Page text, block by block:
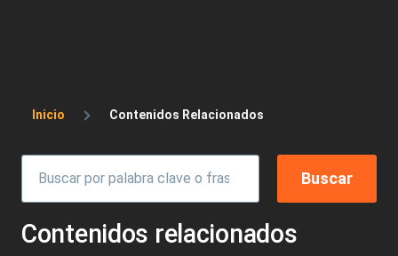
Sobrescribir enlaces de ayuda a la
Inicio Contenidos Relacionados
Contenidos relacionados